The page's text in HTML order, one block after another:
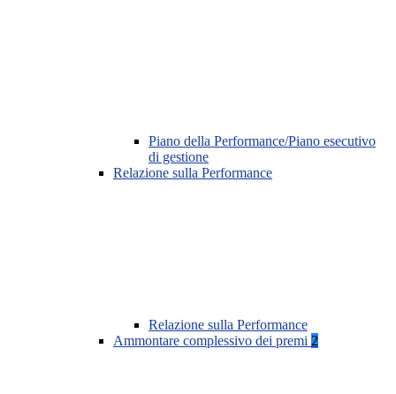
Piano della Performance/Piano esecutivo
di gestione
Relazione sulla Performance
Relazione sulla Performance
Ammontare complessivo dei premi 2